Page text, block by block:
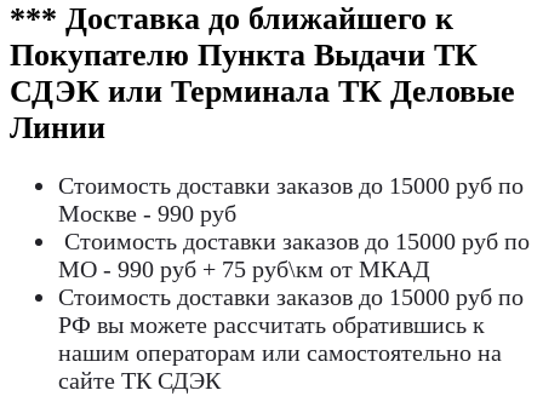
*** Доставка до ближайшего к
Покупателю Пункта Выдачи ТК
СДЭК или Терминала ТК Деловые
Линии
Стоимость доставки заказов до 15000 руб по
Москве - 990 руб
Стоимость доставки заказов до 15000 руб по
МО - 990 руб + 75 руб\км от МКАД
Стоимость доставки заказов до 15000 руб по
РФ вы можете рассчитать обратившись к
нашим операторам или самостоятельно на
сайте ТК СДЭК